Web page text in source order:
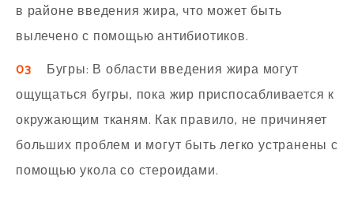
в районе введения жира, что может быть
вылечено с помощью антибиотиков.
03 Бугры: В области введения жира могут
ощущаться бугры, пока жир приспосабливается к
окружающим тканям. Как правило, не причиняет
больших проблем и могут быть легко устранены с
помощью укола со стероидами.